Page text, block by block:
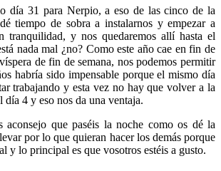
día 31 para Nerpio, a eso de las cinco de la
tiempo de sobra a instalarnos y empezar a
tranquilidad, y nos quedaremos allí hasta el
nada mal ¿no? Como este año cae en fin de
de fin de semana, nos podemos permitir
habría sido impensable porque el mismo día
trabajando y esta vez no hay que volver a la
día 4 y eso nos da una ventaja.
aconsejo que paséis la noche como os dé la
por lo que quieran hacer los demás porque
y lo principal es que vosotros estéis a gusto.